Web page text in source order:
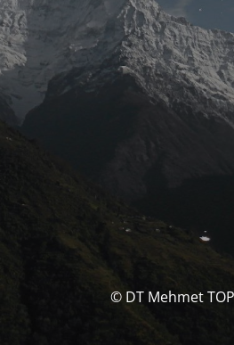
© DT Mehmet